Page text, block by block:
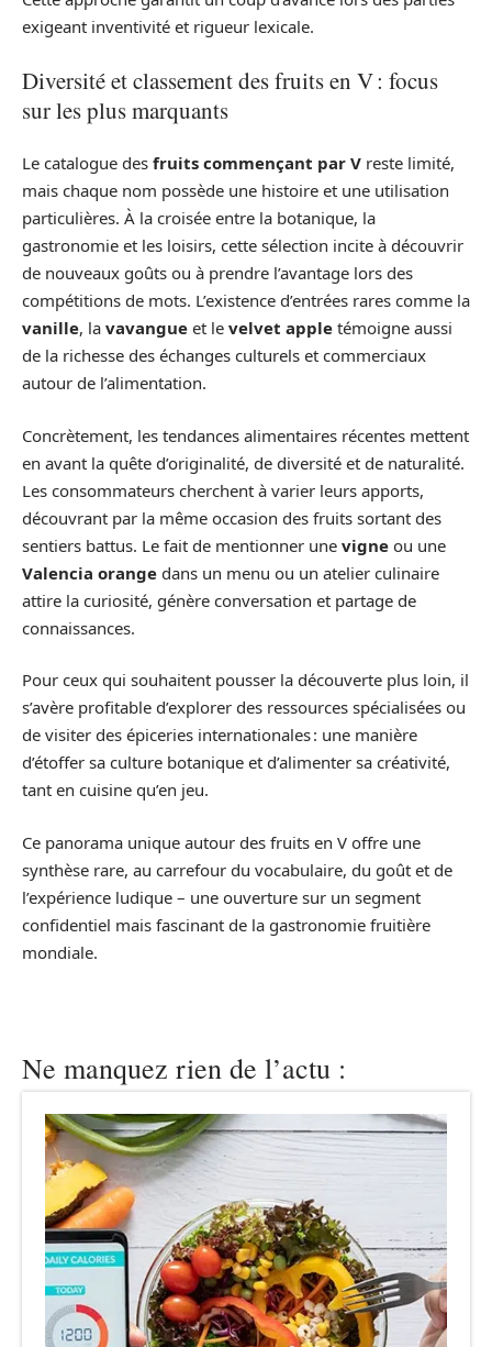
exigeant inventivité et rigueur lexicale.
Diversité et classement des fruits en V : focus
sur les plus marquants
Le catalogue des fruits commençant par V reste limité,
mais chaque nom possède une histoire et une utilisation
particulières. À la croisée entre la botanique, la
gastronomie et les loisirs, cette sélection incite à découvrir
de nouveaux goûts ou à prendre l’avantage lors des
compétitions de mots. L’existence d’entrées rares comme la
vanille, la vavangue et le velvet apple témoigne aussi
de la richesse des échanges culturels et commerciaux
autour de l’alimentation.
Concrètement, les tendances alimentaires récentes mettent
en avant la quête d’originalité, de diversité et de naturalité.
Les consommateurs cherchent à varier leurs apports,
découvrant par la même occasion des fruits sortant des
sentiers battus. Le fait de mentionner une vigne ou une
Valencia orange dans un menu ou un atelier culinaire
attire la curiosité, génère conversation et partage de
connaissances.
Pour ceux qui souhaitent pousser la découverte plus loin, il
s’avère profitable d’explorer des ressources spécialisées ou
de visiter des épiceries internationales : une manière
d’étoffer sa culture botanique et d’alimenter sa créativité,
tant en cuisine qu’en jeu.
Ce panorama unique autour des fruits en V offre une
synthèse rare, au carrefour du vocabulaire, du goût et de
l’expérience ludique – une ouverture sur un segment
confidentiel mais fascinant de la gastronomie fruitière
mondiale.
Ne manquez rien de l’actu :